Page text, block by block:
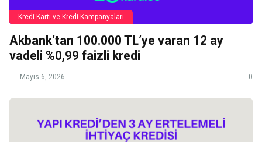
Kredi Kartı ve Kredi Kampanyaları
Akbank’tan 100.000 TL’ye varan 12 ay
vadeli %0,99 faizli kredi
Mayıs 6, 2026 0